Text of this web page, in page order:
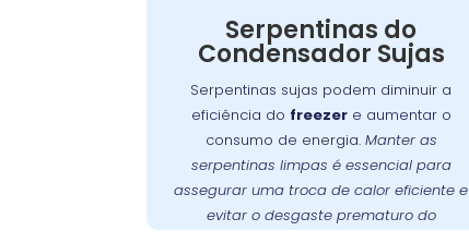
Serpentinas do
Condensador Sujas
Serpentinas sujas podem diminuir a
eficiência do freezere aumentar o
consumo de energia. Manter as
serpentinas limpas é essencial para
assegurar uma troca de calor eficiente e
evitar o desgaste prematuro do
condensador podem acumular sujeira e
poeira, o que pode comprometer a
eficiência do
serpentinas limpas é fundamental para
assegurar uma troca de calor eficaz e
prevenir o desgaste prematuro do
compressor
. A
Wandertec
oferece
serviços especializados de limpeza e
manutenção preventiva para garantir